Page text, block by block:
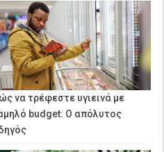
να τρέφεστε υγιεινά με
budget: Ο απόλυτος